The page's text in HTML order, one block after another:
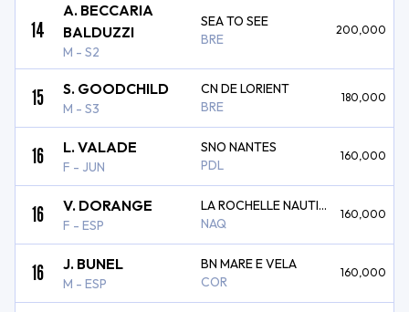
14
A. BECCARIA
BALDUZZI
M - S2
SEA TO SEE
BRE
200,000
15 S. GOODCHILD
M - S3
CN DE LORIENT
BRE
180,000
16 L. VALADE
F - JUN
SNO NANTES
PDL
160,000
16 V. DORANGE
F - ESP
LA ROCHELLE NAUTIQUE
NAQ
160,000
16 J. BUNEL
M - ESP
BN MARE E VELA
COR
160,000